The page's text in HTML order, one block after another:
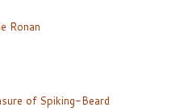
Ronan
of Spiking-Beard